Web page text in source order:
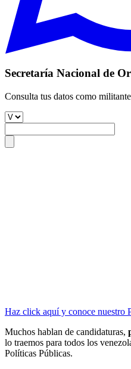
Secretaría Nacional de
Consulta tus datos como militante
Haz click aquí y conoce nuestro
Muchos hablan de candidaturas,
lo traemos para todos los
Políticas Públicas.